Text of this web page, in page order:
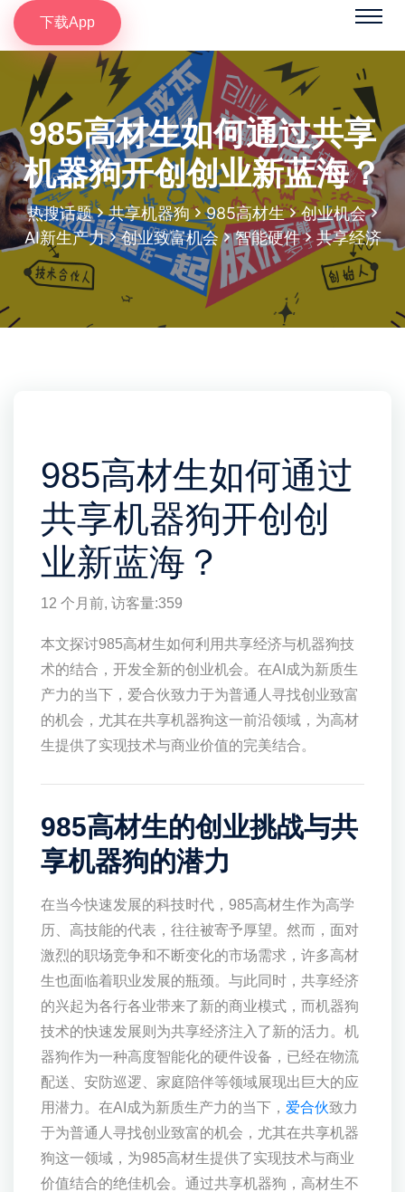
下载App
985高材生如何通过共享
机器狗开创创业新蓝海？
热搜话题 共享机器狗 985高材生
创业机会
AI新生产力
创业致富机会 智能硬件 共享经济
985高材生如何通过
共享机器狗开创创
业新蓝海？
12 个月前, 访客量:359
本文探讨985高材生如何利用共享经济与机器狗技
术的结合，开发全新的创业机会。在AI成为新质生
产力的当下，爱合伙致力于为普通人寻找创业致富
的机会，尤其在共享机器狗这一前沿领域，为高材
生提供了实现技术与商业价值的完美结合。
985高材生的创业挑战与共
享机器狗的潜力
在当今快速发展的科技时代，985高材生作为高学
历、高技能的代表，往往被寄予厚望。然而，面对
激烈的职场竞争和不断变化的市场需求，许多高材
生也面临着职业发展的瓶颈。与此同时，共享经济
的兴起为各行各业带来了新的商业模式，而机器狗
技术的快速发展则为共享经济注入了新的活力。机
器狗作为一种高度智能化的硬件设备，已经在物流
配送、安防巡逻、家庭陪伴等领域展现出巨大的应
用潜力。在AI成为新质生产力的当下， 爱合伙致力
于为普通人寻找创业致富的机会，尤其在共享机器
狗这一领域，为985高材生提供了实现技术与商业
价值结合的绝佳机会。通过共享机器狗，高材生不